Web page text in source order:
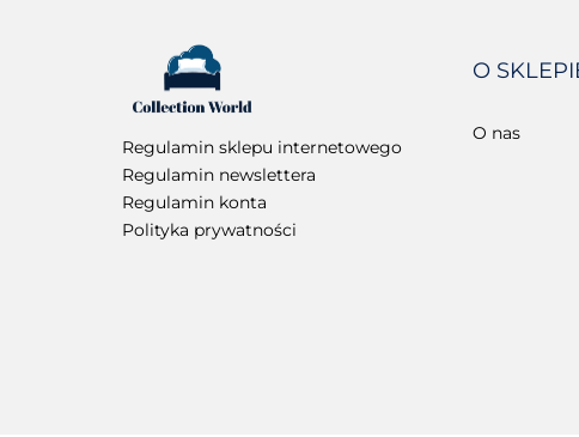
Regulamin sklepu internetowego
Regulamin newslettera
Regulamin konta
Polityka prywatności
O
O nas